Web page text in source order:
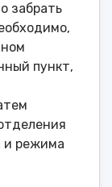
забрать
пункт,
и режима